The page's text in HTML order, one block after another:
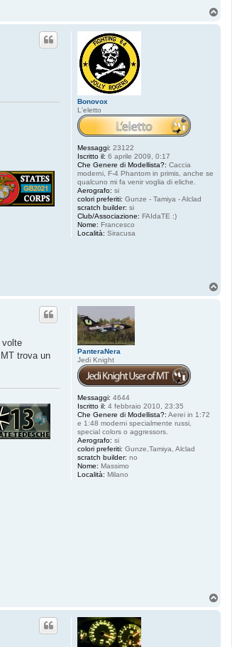
Bonovox
L'eletto
Messaggi: 23122
Iscritto il: 6 aprile 2009, 0:17
Che Genere di Modellista?: Caccia
moderni, F-4 Phantom in primis, anche se
qualcuno mi fa venir voglia di eliche.
Aerografo: si
colori preferiti: Gunze - Tamiya - Alclad
scratch builder: si
Club/Associazione: FAIdaTE :)
Nome: Francesco
Località: Siracusa
PanteraNera
Jedi Knight
Messaggi: 4644
Iscritto il: 4 febbraio 2010, 23:35
Che Genere di Modellista?: Aerei in 1:72
e 1:48 moderni specialmente russi,
special colors o aggressors.
Aerografo: si
colori preferiti: Gunze,Tamiya, Alclad
scratch builder: no
Nome: Massimo
Località: Milano
volte
trova un